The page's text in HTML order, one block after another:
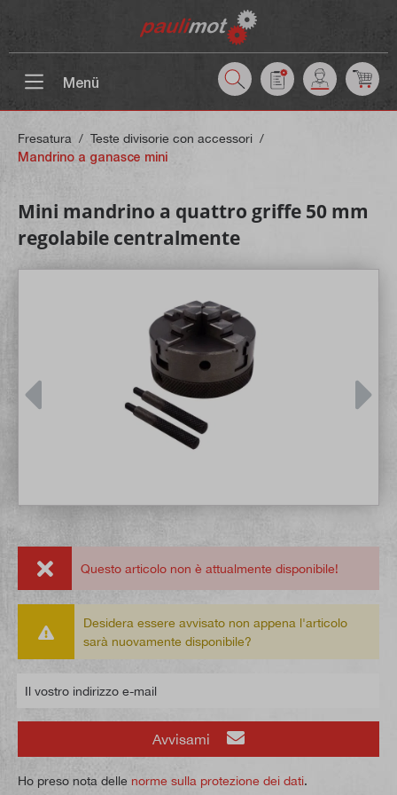
Menü
Fresatura / Teste divisorie con accessori /
Mandrino a ganasce mini
Mini mandrino a quattro griffe 50 mm
regolabile centralmente
Questo articolo non è attualmente disponibile!
Desidera essere avvisato non appena l'articolo
sarà nuovamente disponibile?
Avvisami
Ho preso nota delle norme sulla protezione dei dati.